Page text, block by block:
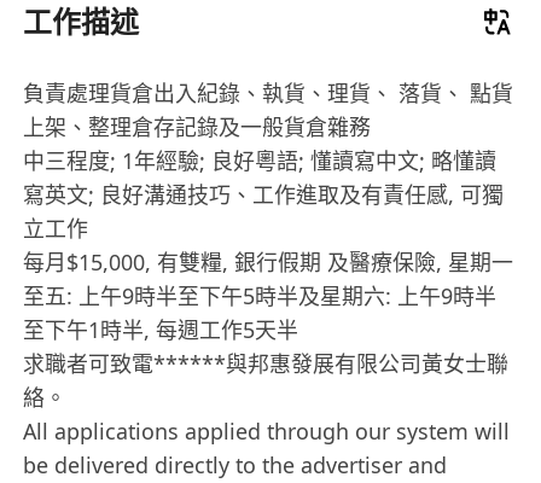
工作描述
負責處理貨倉出入紀錄、執貨、理貨、 落貨、 點貨
上架、整理倉存記錄及一般貨倉雜務
中三程度; 1年經驗; 良好粵語; 懂讀寫中文; 略懂讀
寫英文; 良好溝通技巧、工作進取及有責任感, 可獨
立工作
每月$15,000, 有雙糧, 銀行假期 及醫療保險, 星期一
至五: 上午9時半至下午5時半及星期六: 上午9時半
至下午1時半, 每週工作5天半
求職者可致電******與邦惠發展有限公司黃女士聯
絡。
All applications applied through our system will
be delivered directly to the advertiser and